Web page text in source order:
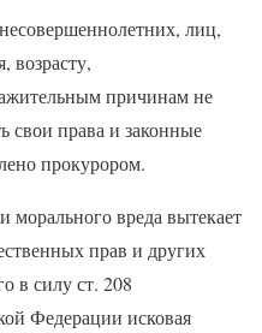
лиц,
возрасту,
причинам не
свои права и законные
прокурором.
морального вреда вытекает
прав и других
в силу ст. 208
Федерации исковая